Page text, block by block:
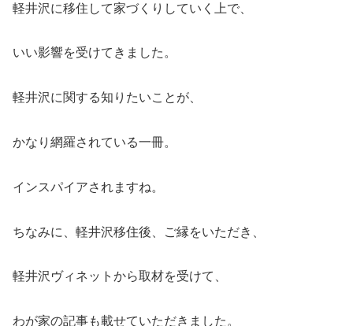
軽井沢に移住して家づくりしていく上で、
いい影響を受けてきました。
軽井沢に関する知りたいことが、
かなり網羅されている一冊。
インスパイアされますね。
ちなみに、軽井沢移住後、ご縁をいただき、
軽井沢ヴィネットから取材を受けて、
わが家の記事も載せていただきました。